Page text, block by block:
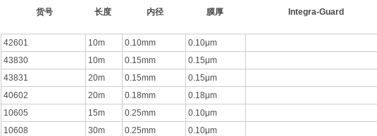
货号 长度 内径 膜厚 Integra-Guard
42601 10m 0.10mm 0.10μm
43830
10m 0.15mm 0.15μm
43831
20m 0.15mm 0.15μm
40602
20m 0.18mm 0.18μm
10605
15m 0.25mm 0.10μm
10608
30m 0.25mm 0.10μm